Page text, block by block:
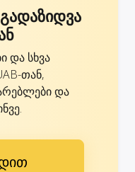
და სხვა
თან,
და